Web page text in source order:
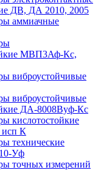
ДВ, ДА 2010, 2005
аммиачные
МВП3Аф-Кс,
виброустойчивые
виброустойчивые
ДА-8008Вуф-Кс
кислотостойкие
К
технические
Уф
точных измерений